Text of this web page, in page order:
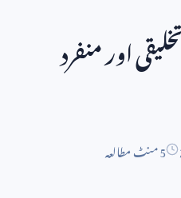
تخلیقی اور منفرد
5 منٹ مطالعہ